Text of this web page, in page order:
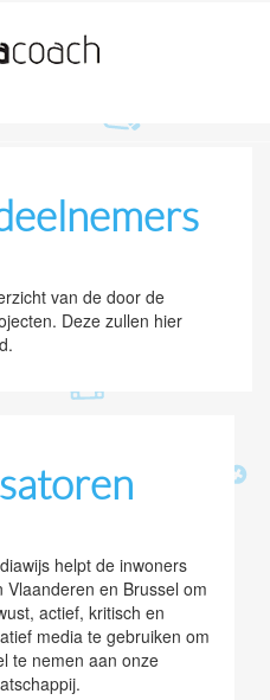
van de door de
Deze zullen hier
helpt de inwoners
Vlaanderen en Brussel om
actief, kritisch en
media te gebruiken om
te nemen aan onze